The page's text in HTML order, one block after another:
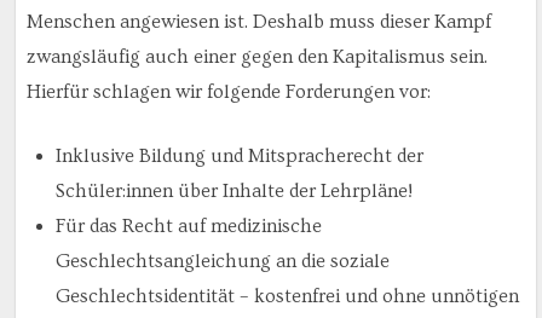
Menschen angewiesen ist. Deshalb muss dieser Kampf
zwangsläufig auch einer gegen den Kapitalismus sein.
Hierfür schlagen wir folgende Forderungen vor:
Inklusive Bildung und Mitspracherecht der
Schüler:innen über Inhalte der Lehrpläne!
Für das Recht auf medizinische
Geschlechtsangleichung an die soziale
Geschlechtsidentität – kostenfrei und ohne unnötigen